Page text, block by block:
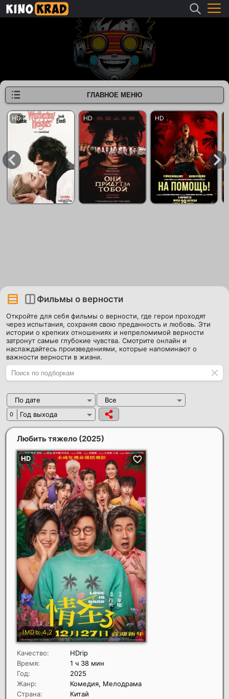
Фильмы о верности
Откройте для себя фильмы о верности, где герои проходят
через испытания, сохраняя свою преданность и любовь. Эти
истории о крепких отношениях и непреломимой верности
затронут самые глубокие чувства. Смотрите онлайн и
наслаждайтесь произведениями, которые напоминают о
важности верности в жизни.
По дате Все
0 Год выхода
Любить тяжело (2025)
Качество:
HDrip
Время:
1 ч 38 мин
Год:
2025
Жанр:
Комедия, Мелодрама
Страна:
Китай
ГЛАВНОЕ МЕНЮ